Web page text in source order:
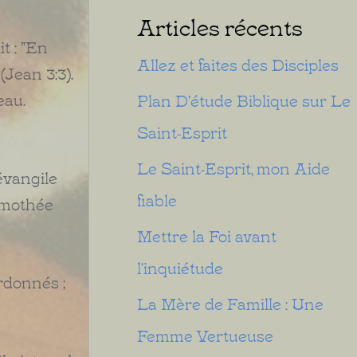
: "En
3:3).
;
Articles récents
Allez et faites des Disciples
Plan D’étude Biblique sur Le
Saint-Esprit
Le Saint-Esprit, mon Aide
fiable
Mettre la Foi avant
l’inquiétude
La Mère de Famille : Une
Femme Vertueuse